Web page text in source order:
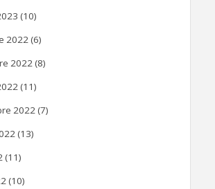
(10)
2022(6)
2022(8)
(11)
2022(7)
(13)
(11)
(10)